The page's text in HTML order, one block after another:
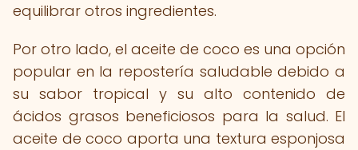
equilibrar otros ingredientes.
Por otro lado, el aceite de coco es una opción
popular en la repostería saludable debido a
su sabor tropical y su alto contenido de
ácidos grasos beneficiosos para la salud. El
aceite de coco aporta una textura esponjosa